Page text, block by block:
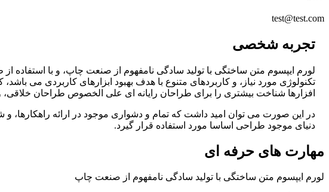
test@test.com
تجربه شخصی
لورم ایپسوم متن ساختگی با تولید سادگی نامفهوم از صنعت چاپ، و با
تکنولوژی مورد نیاز، و کاربردهای متنوع با هدف بهبود ابزارهای کاربردی می
افزارها شناخت بیشتری را برای طراحان رایانه ای علی الخصوص طراحان
در این صورت می توان امید داشت که تمام و دشواری موجود در ارائه راهکارها،
دنیای موجود طراحی اساسا مورد استفاده قرار گیرد.
مهارت های حرفه ای
لورم ایپسوم متن ساختگی با تولید سادگی نامفهوم از صنعت چاپ